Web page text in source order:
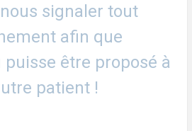
signaler tout
afin que
être proposé à
patient !